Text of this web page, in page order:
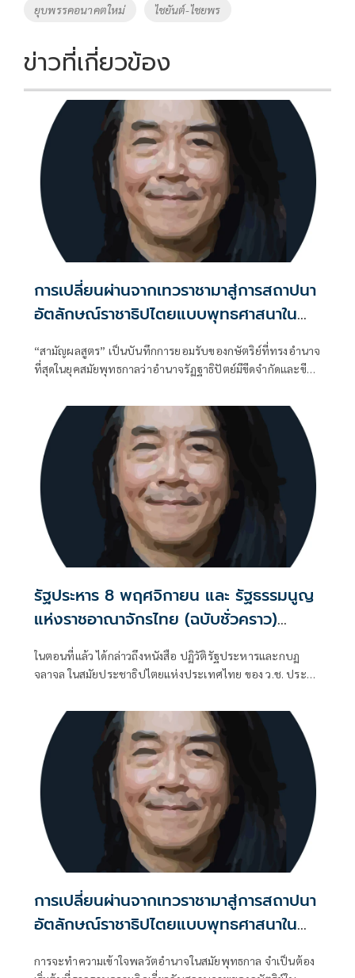
k k
Tags
ยุบพรรคอนาคตใหม่ ไชยันต์-ไชยพร
ข่าวที่เกี่ยวข้อง
การเปลี่ยนผ่านจากเทวราชามาสู่การสถาปนา
อัตลักษณ์ราชาธิปไตยแบบพุทธศาสนาใน
พระไตรปิฏก : สามัญผลสูตรในฐานะทฤษฎี
ขีดจำกัดของอำนาจรัฐเหนือแรงงานและ
ทรัพย์สิน
“สามัญผลสูตร” เป็นบันทึกการยอมรับของกษัตริย์ที่ทรงอำนาจ
ที่สุดในยุคสมัยพุทธกาลว่าอำนาจรัฏฐาธิปัตย์มีขีดจำกัดและขีด
รัฐประหาร 8 พฤศจิกายน และ รัฐธรรมนูญ
แห่งราชอาณาจักรไทย (ฉบับชั่วคราว)
พุทธศักราช 2490 (ตอนที่ 17): พระราช
หัตถเลขาในหลวงรัชกาลที่ 9 สนับสนุน
ในตอนที่แล้ว ได้กล่าวถึงหนังสือ ปฏิวัติรัฐประหารและกบฏ
จลาจล ในสมัยประชาธิปไตยแห่งประเทศไทย ของ ว.ช. ประสัง
การเปลี่ยนผ่านจากเทวราชามาสู่การสถาปนา
อัตลักษณ์ราชาธิปไตยแบบพุทธศาสนาใน
การจะทำความเข้าใจพลวัตอำนาจในสมัยพุทธกาล จำเป็นต้อง